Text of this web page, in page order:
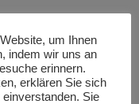
um Ihnen
indem wir uns an
erinnern.
erklären Sie sich
Sie